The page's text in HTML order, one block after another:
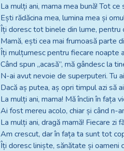
La mulți ani, mama mea bună! Tot
Ești rădăcina mea, lumina mea și
Îți doresc tot binele din lume, pentru
Mamă, ești cea mai frumoasă parte
Îți mulțumesc pentru fiecare noapte
Când spun „acasă”, mă gândesc la
N-ai avut nevoie de superputeri. Tu
Dacă aș putea, aș opri timpul azi să
La mulți ani, mama! Mă înclin în fața
Ai fost mereu acolo, chiar și când n-
La mulți ani, dragă mamă! Fiecare zi
Am crescut, dar în fața ta sunt tot
Îți doresc liniște, sănătate și oameni